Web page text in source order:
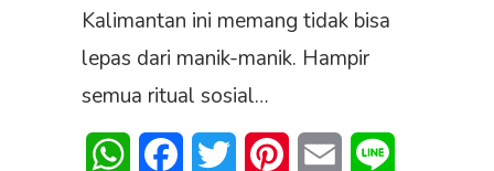
Kalimantan ini memang tidak bisa
lepas dari manik-manik. Hampir
semua ritual sosial…
WhatsAppFacebookTwitter PinterestEmail